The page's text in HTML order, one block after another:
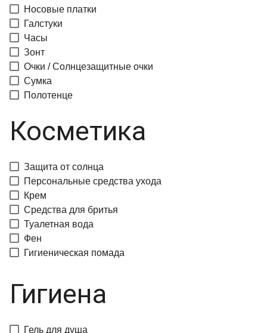
Носовые платки
Галстуки
Часы
Зонт
Очки / Солнцезащитные очки
Сумка
Полотенце
Косметика
Защита от солнца
Персональные средства ухода
Крем
Средства для бритья
Туалетная вода
Фен
Гигиеническая помада
Гигиена
Гель для душа